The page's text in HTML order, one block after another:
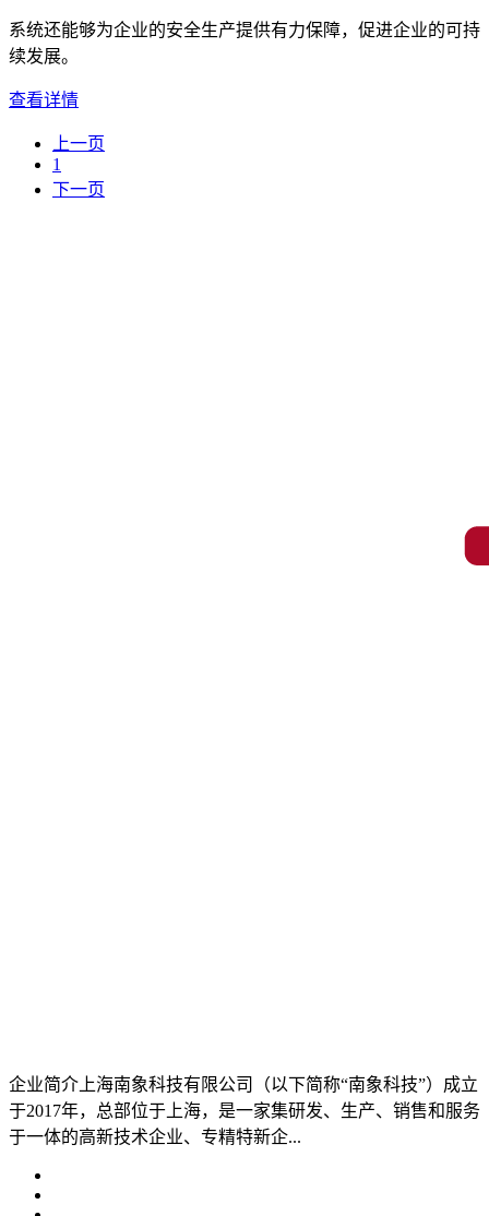
系统还能够为企业的安全生产提供有力保障，促进企业的可持
续发展。
查看详情
上一页
1
下一页
企业简介上海南象科技有限公司（以下简称“南象科技”）成立
于2017年，总部位于上海，是一家集研发、生产、销售和服务
于一体的高新技术企业、专精特新企...